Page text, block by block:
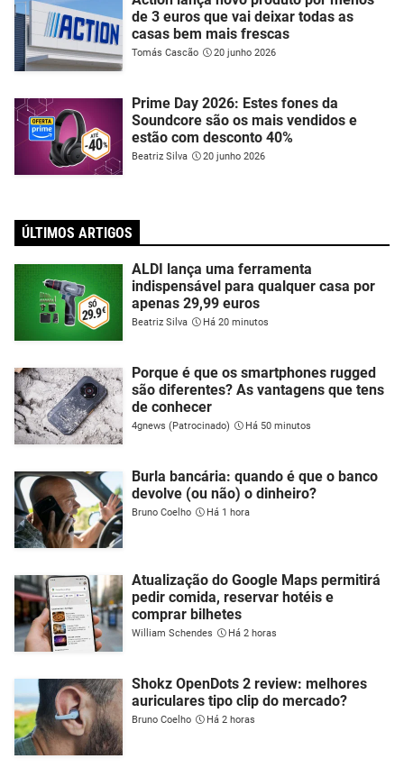
de 3 euros que vai deixar todas as
casas bem mais frescas
Tomás Cascão 20 junho 2026
Prime Day 2026: Estes fones da
Soundcore são os mais vendidos e
estão com desconto 40%
Beatriz Silva 20 junho 2026
ÚLTIMOS ARTIGOS
ALDI lança uma ferramenta
indispensável para qualquer casa por
apenas 29,99 euros
Beatriz Silva Há 20 minutos
Porque é que os smartphones rugged
são diferentes? As vantagens que tens
de conhecer
4gnews (Patrocinado) Há 50 minutos
Burla bancária: quando é que o banco
devolve (ou não) o dinheiro?
Bruno Coelho Há 1 hora
Atualização do Google Maps permitirá
pedir comida, reservar hotéis e
comprar bilhetes
William Schendes Há 2 horas
Shokz OpenDots 2 review: melhores
auriculares tipo clip do mercado?
Bruno Coelho Há 2 horas